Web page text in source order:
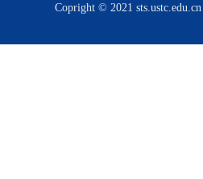
Copright © 2021